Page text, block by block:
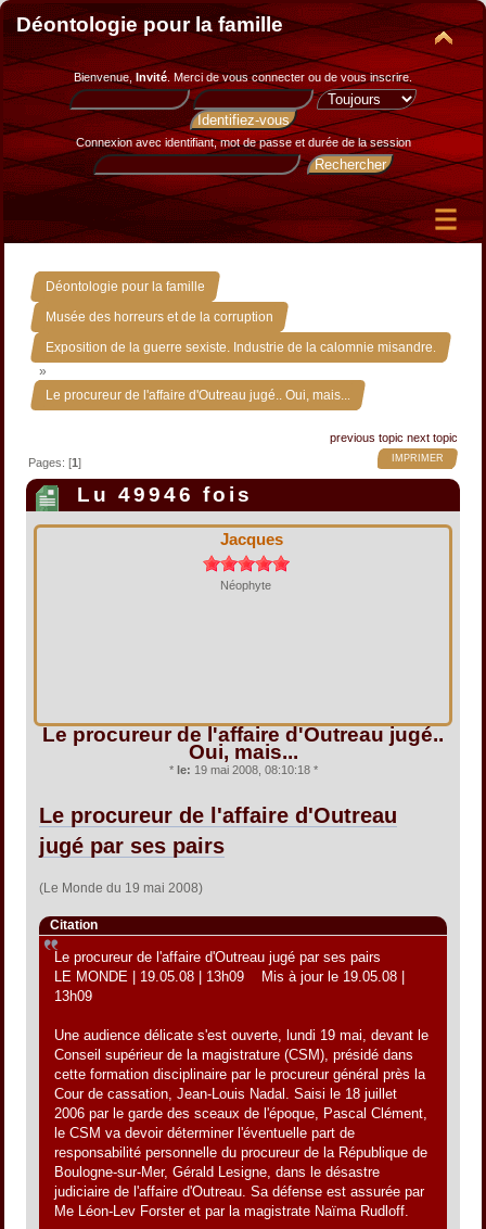
Déontologie pour la famille
Bienvenue, Invité. Merci devous connecter ou de vous inscrire.
Connexion avec identifiant, mot de passe et durée de la session
Déontologie pour la famille »
Musée des horreurs et de la corruption »
Exposition de la guerre sexiste. Industrie de la calomnie misandre.
»
Le procureur de l'affaire d'Outreau jugé.. Oui, mais...
previous topic next topic
IMPRIMER
Pages: [1]
Lu 49946 fois
Jacques
Néophyte
Le procureur de l'affaire d'Outreau jugé..
Oui, mais...
* le: 19 mai 2008, 08:10:18 *
Le procureur de l'affaire d'Outreau
jugé par ses pairs
(Le Monde du 19 mai 2008)
Citation
Le procureur de l'affaire d'Outreau jugé par ses pairs
LE MONDE | 19.05.08 | 13h09  Mis à jour le 19.05.08 |
13h09
Une audience délicate s'est ouverte, lundi 19 mai, devant le
Conseil supérieur de la magistrature (CSM), présidé dans
cette formation disciplinaire par le procureur général près la
Cour de cassation, Jean-Louis Nadal. Saisi le 18 juillet
2006 par le garde des sceaux de l'époque, Pascal Clément,
le CSM va devoir déterminer l'éventuelle part de
responsabilité personnelle du procureur de la République de
Boulogne-sur-Mer, Gérald Lesigne, dans le désastre
judiciaire de l'affaire d'Outreau. Sa défense est assurée par
Me Léon-Lev Forster et par la magistrate Naïma Rudloff.